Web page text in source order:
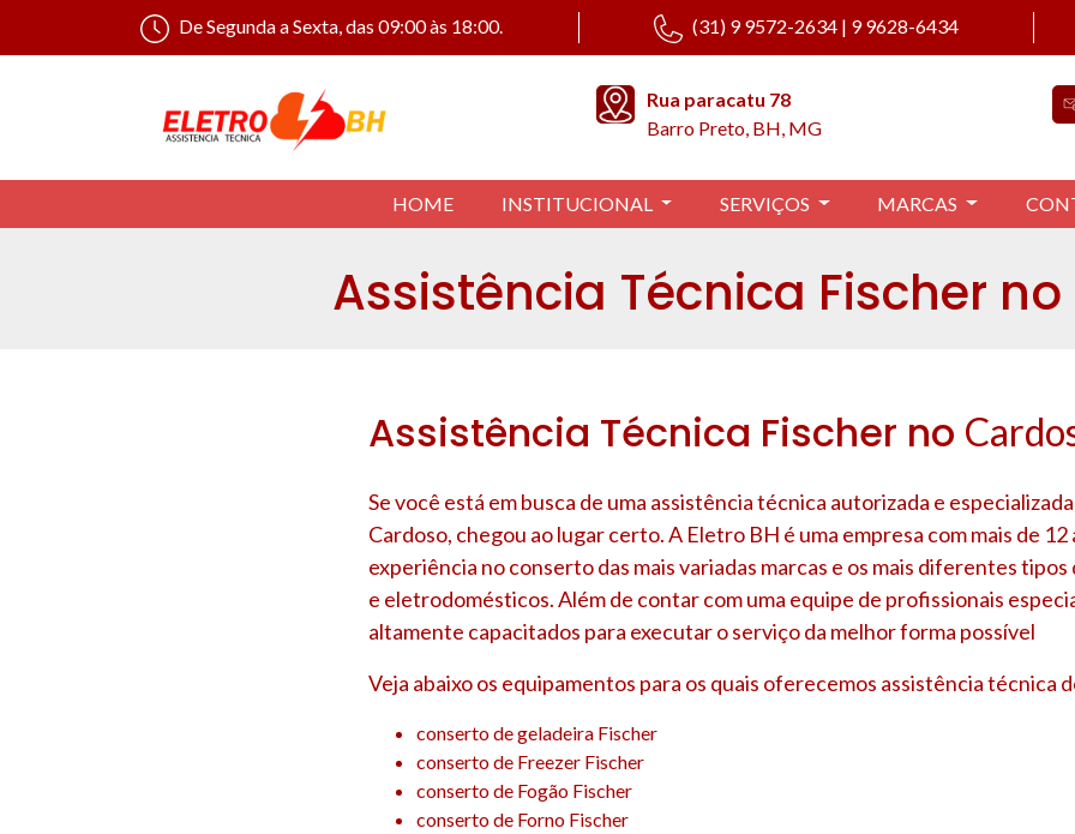
De Segunda a Sexta, das 09:00 às 18:00. (31) 9 9572-2634 | 9 9628-6434
Rua paracatu 78
Barro Preto, BH, MG
HOME INSTITUCIONAL SERVIÇOS MARCAS
Assistência Técnica Fischer
Assistência Técnica Fischer no
Se você está em busca de uma assistência técnica autorizada e
Cardoso, chegou ao lugar certo. A Eletro BH é uma empresa com mais de 12
experiência no conserto das mais variadas marcas e os mais diferentes
e eletrodomésticos. Além de contar com uma equipe de profissionais
altamente capacitados para executar o serviço da melhor forma possível
Veja abaixo os equipamentos para os quais oferecemos assistência técnica
conserto de geladeira Fischer
conserto de Freezer Fischer
conserto de Fogão Fischer
conserto de Forno Fischer